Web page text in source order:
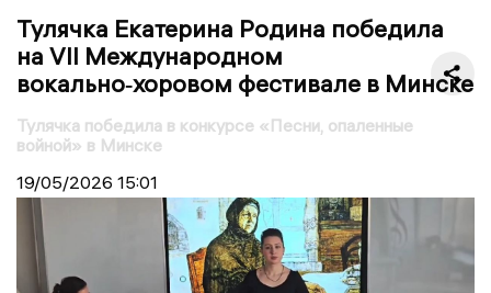
Тулячка Екатерина Родина победила
на VII Международном
вокально‑хоровом фестивале в Минске
Тулячка победила в конкурсе «Песни, опаленные
войной» в Минске
19/05/2026 15:01